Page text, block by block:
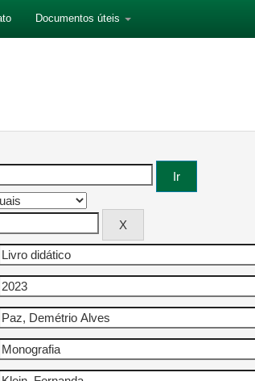
Documentos úteis